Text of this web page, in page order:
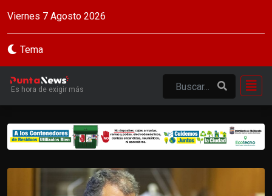
Viernes 7 Agosto 2026
Tema
Es hora de exigir más